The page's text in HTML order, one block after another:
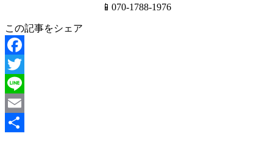
📱070-1788-1976
この記事をシェア
Facebook
Twitter
Line
Email